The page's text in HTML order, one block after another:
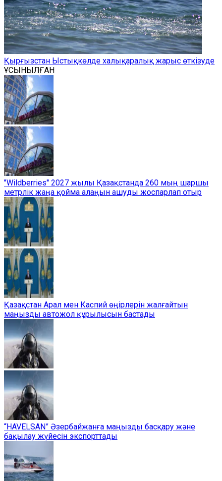
Қырғызстан Ыстықкөлде халықаралық жарыс өткізуде
ҰСЫНЫЛҒАН
"Wildberries" 2027 жылы Қазақстанда 260 мың шаршы
метрлік жаңа қойма алаңын ашуды жоспарлап отыр
Қазақстан Арал мен Каспий өңірлерін жалғайтын
маңызды автожол құрылысын бастады
“HAVELSAN” Әзербайжанға маңызды басқару және
бақылау жүйесін экспорттады